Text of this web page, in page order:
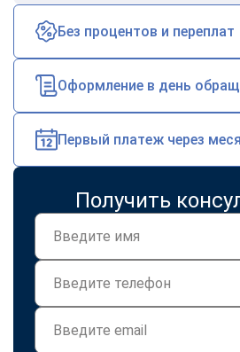
Без процентов и переплат
Оформление в день
Первый платеж через
Получить